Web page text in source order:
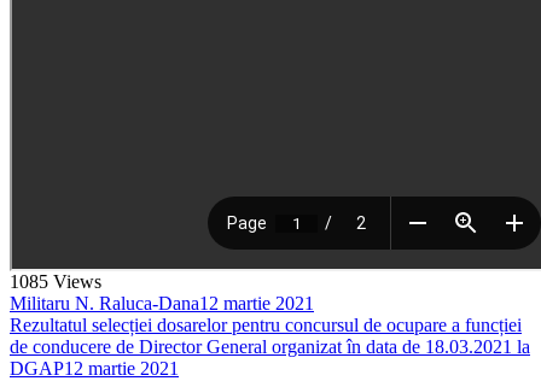
1085 Views
Militaru N. Raluca-Dana12 martie 2021
Rezultatul selecției dosarelor pentru concursul de ocupare a funcției
de conducere de Director General organizat în data de 18.03.2021 la
DGAP12 martie 2021